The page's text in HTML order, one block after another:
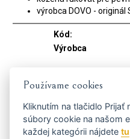
výrobca DOVO - originál
Kód:
Výrobca
Dostaňte
Používame cookies
Kliknutím na tlačidlo Prijať
súbory cookie na našom
každej kategórii nájdetetu